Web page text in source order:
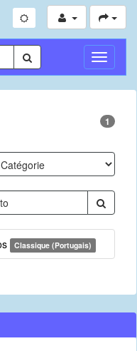
Toggle
1
Classique (Portugais)